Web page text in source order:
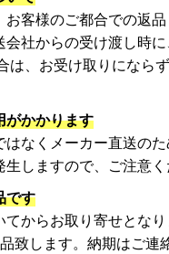
お客様のご都合での返
会社からの受け渡し時
は、お受け取りになら
がかかります
はなくメーカー直送の
しますので、ご注意く
です
てからお取り寄せとな
致します。納期はご連